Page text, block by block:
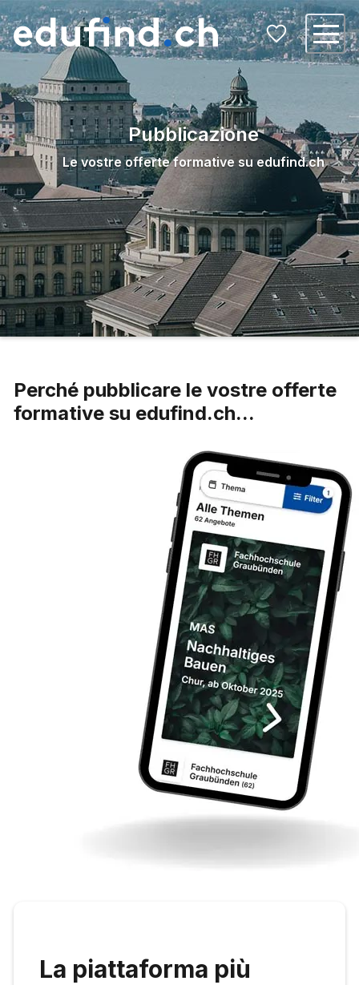
Pubblicazione
Le vostre offerte formative su edufind.ch
Perché pubblicare le vostre offerte
formative su edufind.ch...
La piattaforma più